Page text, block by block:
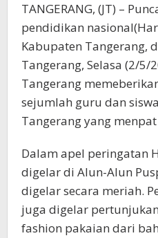
TANGERANG, (JT) –
pendidikan
Kabupaten Tangerang,
Tangerang, Selasa (2/5/
Tangerang
sejumlah guru dan
Tangerang yang
Dalam apel peringatan
digelar di Alun-Alun
digelar secara meriah.
juga digelar
fashion pakaian dari